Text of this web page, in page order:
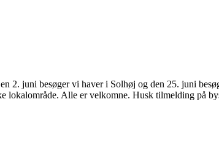
2. juni besøger vi haver i Solhøj og den 25. juni
lokalområde. Alle er velkomne. Husk tilmelding på